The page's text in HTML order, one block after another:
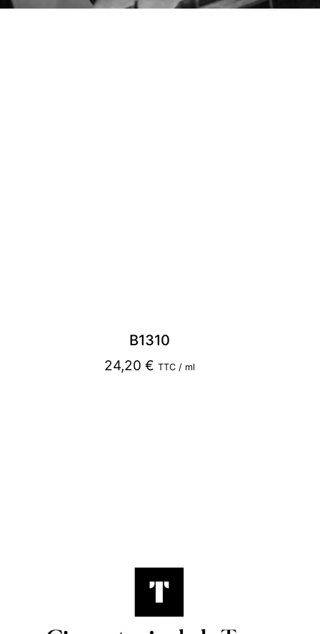
B1310
24,20 € TTC / ml